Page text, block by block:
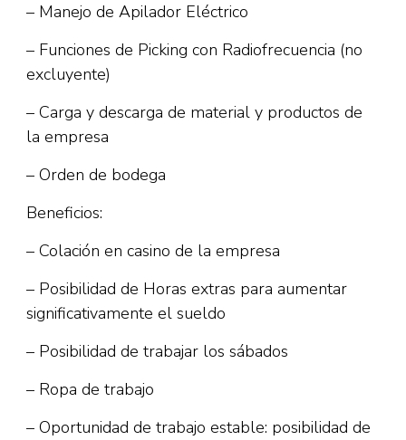
– Manejo de Apilador Eléctrico
– Funciones de Picking con Radiofrecuencia (no
excluyente)
– Carga y descarga de material y productos de
la empresa
– Orden de bodega
Beneficios:
– Colación en casino de la empresa
– Posibilidad de Horas extras para aumentar
significativamente el sueldo
– Posibilidad de trabajar los sábados
– Ropa de trabajo
– Oportunidad de trabajo estable: posibilidad de